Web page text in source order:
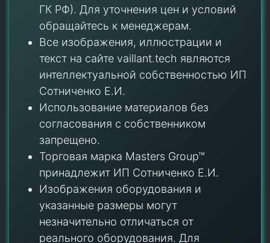
ГК РФ). Для уточнения цен и условий
обращайтесь к менеджерам.
Все изображения, иллюстрации и
текст на сайте vaillant.tech являются
интеллектуальной собственностью ИП
Сотниченко Е.И.
Использование материалов без
согласования с собственником
запрещено.
Торговая марка Masters Group™
принадлежит ИП Сотниченко Е.И.
Изображения оборудования и
указанные размеры могут
незначительно отличаться от
реального оборудования. Для